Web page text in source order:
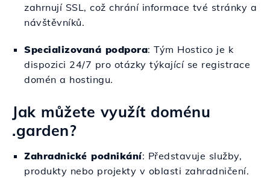
zahrnují SSL, což chrání informace tvé stránky a
návštěvníků.
Specializovaná podpora: Tým Hostico je k
dispozici 24/7 pro otázky týkající se registrace
domén a hostingu.
Jak můžete využít doménu
.garden?
Zahradnické podnikání: Představuje služby,
produkty nebo projekty v oblasti zahradničení.